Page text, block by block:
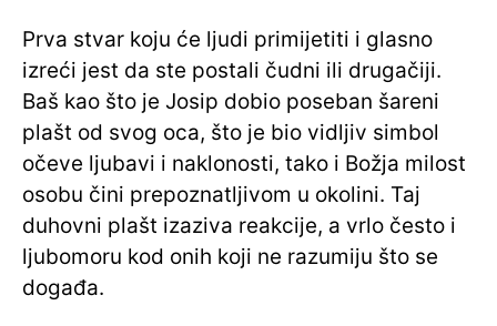
Prva stvar koju će ljudi primijetiti i glasno
izreći jest da ste postali čudni ili drugačiji.
Baš kao što je Josip dobio poseban šareni
plašt od svog oca, što je bio vidljiv simbol
očeve ljubavi i naklonosti, tako i Božja milost
osobu čini prepoznatljivom u okolini. Taj
duhovni plašt izaziva reakcije, a vrlo često i
ljubomoru kod onih koji ne razumiju što se
događa.